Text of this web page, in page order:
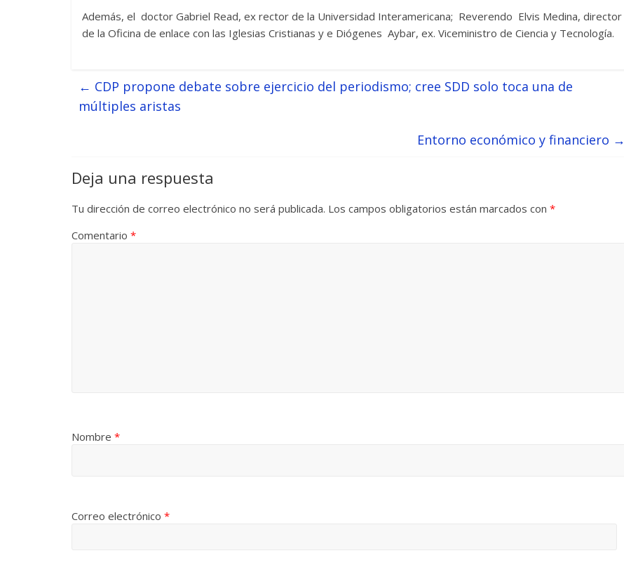
Además, el doctor Gabriel Read, ex rector de la Universidad Interamericana; Reverendo Elvis Medina, director
de la Oficina de enlace con las Iglesias Cristianas y e Diógenes Aybar, ex. Viceministro de Ciencia y Tecnología.
← CDP propone debate sobre ejercicio del periodismo; cree SDD solo toca una de
múltiples aristas
Entorno económico y financiero →
Deja una respuesta
Tu dirección de correo electrónico no será publicada. Los campos obligatorios están marcados con *
Comentario *
Nombre *
Correo electrónico *